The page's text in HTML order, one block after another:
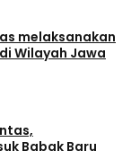
melaksanakan
Wilayah Jawa
Babak Baru